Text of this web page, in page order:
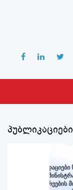
პუბლიკაციები